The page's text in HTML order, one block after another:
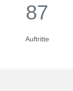
87
Auftritte